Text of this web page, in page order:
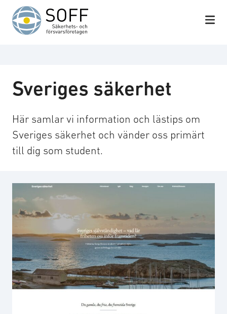
Hoppa till innehåll
Sveriges säkerhet
Här samlar vi information och lästips om
Sveriges säkerhet och vänder oss primärt
till dig som student.